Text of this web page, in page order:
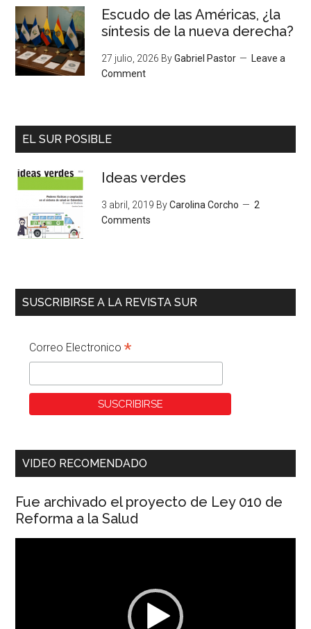
Escudo de las Américas, ¿la
síntesis de la nueva derecha?
27 julio, 2026 ByGabriel Pastor
Leave a
Comment
EL SUR POSIBLE
Ideas verdes
3 abril, 2019 ByCarolina Corcho
2
Comments
SUSCRIBIRSE A LA REVISTA SUR
Correo Electronico*
VIDEO RECOMENDADO
Fue archivado el proyecto de Ley 010 de
Reforma a la Salud